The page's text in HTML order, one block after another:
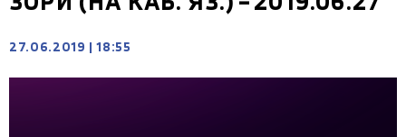
27.06.2019 18:55